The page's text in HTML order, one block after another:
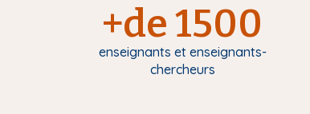
+de 1500
enseignants et enseignants-
chercheurs